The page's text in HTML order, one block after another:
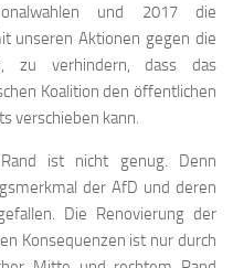
und 2017 die
unseren Aktionen gegen die
zu verhindern, dass das
Koalition den öffentlichen
verschieben kann.
ist nicht genug. Denn
der AfD und deren
Die Renovierung der
Konsequenzen ist nur durch